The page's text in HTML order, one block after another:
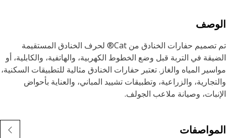
تم تصميم حفارات الخنادق من Cat® لحرف الخنادق المستقيمة
في التربة قبل وضع الخطوط الكهربية، والهاتفية، والكابلية، أو
المياه والغاز. تعتبر حفارات الخنادق مثالية للتطبيقات السكنية،
والزراعية، وتطبيقات تشييد المباني، والعناية بأحواض
وصيانة ملاعب الجولف.